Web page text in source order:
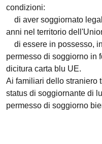
condizioni:
di aver soggiornato
anni nel territorio
di essere in possesso,
permesso di soggiorno in
dicitura carta blu UE.
Ai familiari dello straniero
status di soggiornante di
permesso di soggiorno